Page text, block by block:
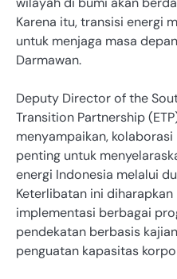
Karena itu, transisi energi
untuk menjaga masa
Darmawan.
Deputy Director of the
Transition Partnership
menyampaikan,
penting untuk
energi Indonesia melalui
Keterlibatan ini
implementasi berbagai
pendekatan berbasis
penguatan kapasitas